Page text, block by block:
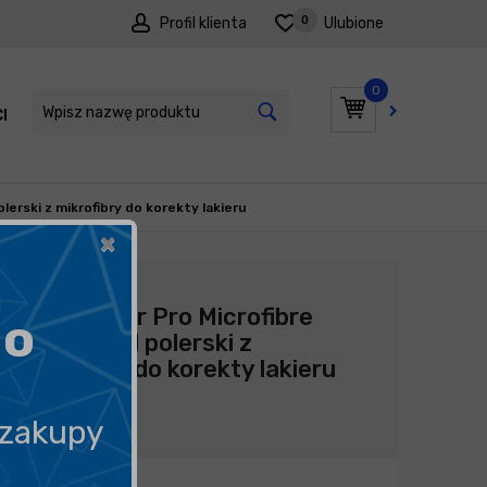
Profil klienta Ulubione
0
0
PROMOCJE
z mikrofibry do korekty lakieru
Producent: ADBL
ADBL Roller Pro Microfibre
DA75 - pad polerski z
mikrofibry do korekty lakieru
25,90 zł
×